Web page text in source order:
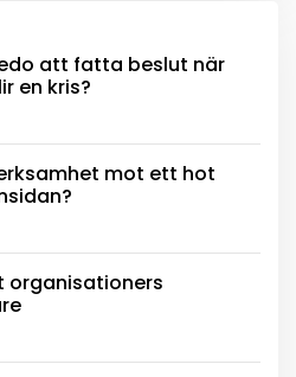
att fatta beslut när
en kris?
mot ett hot
organisationers